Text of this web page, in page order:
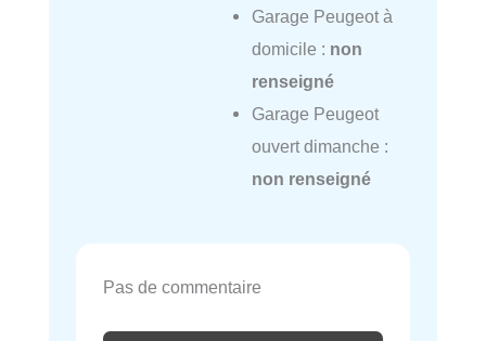
Garage Peugeot à
domicile : non
renseigné
Garage Peugeot
ouvert dimanche :
non renseigné
Pas de commentaire